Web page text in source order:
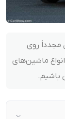
مجدداً روی
انواع ماشین‌های